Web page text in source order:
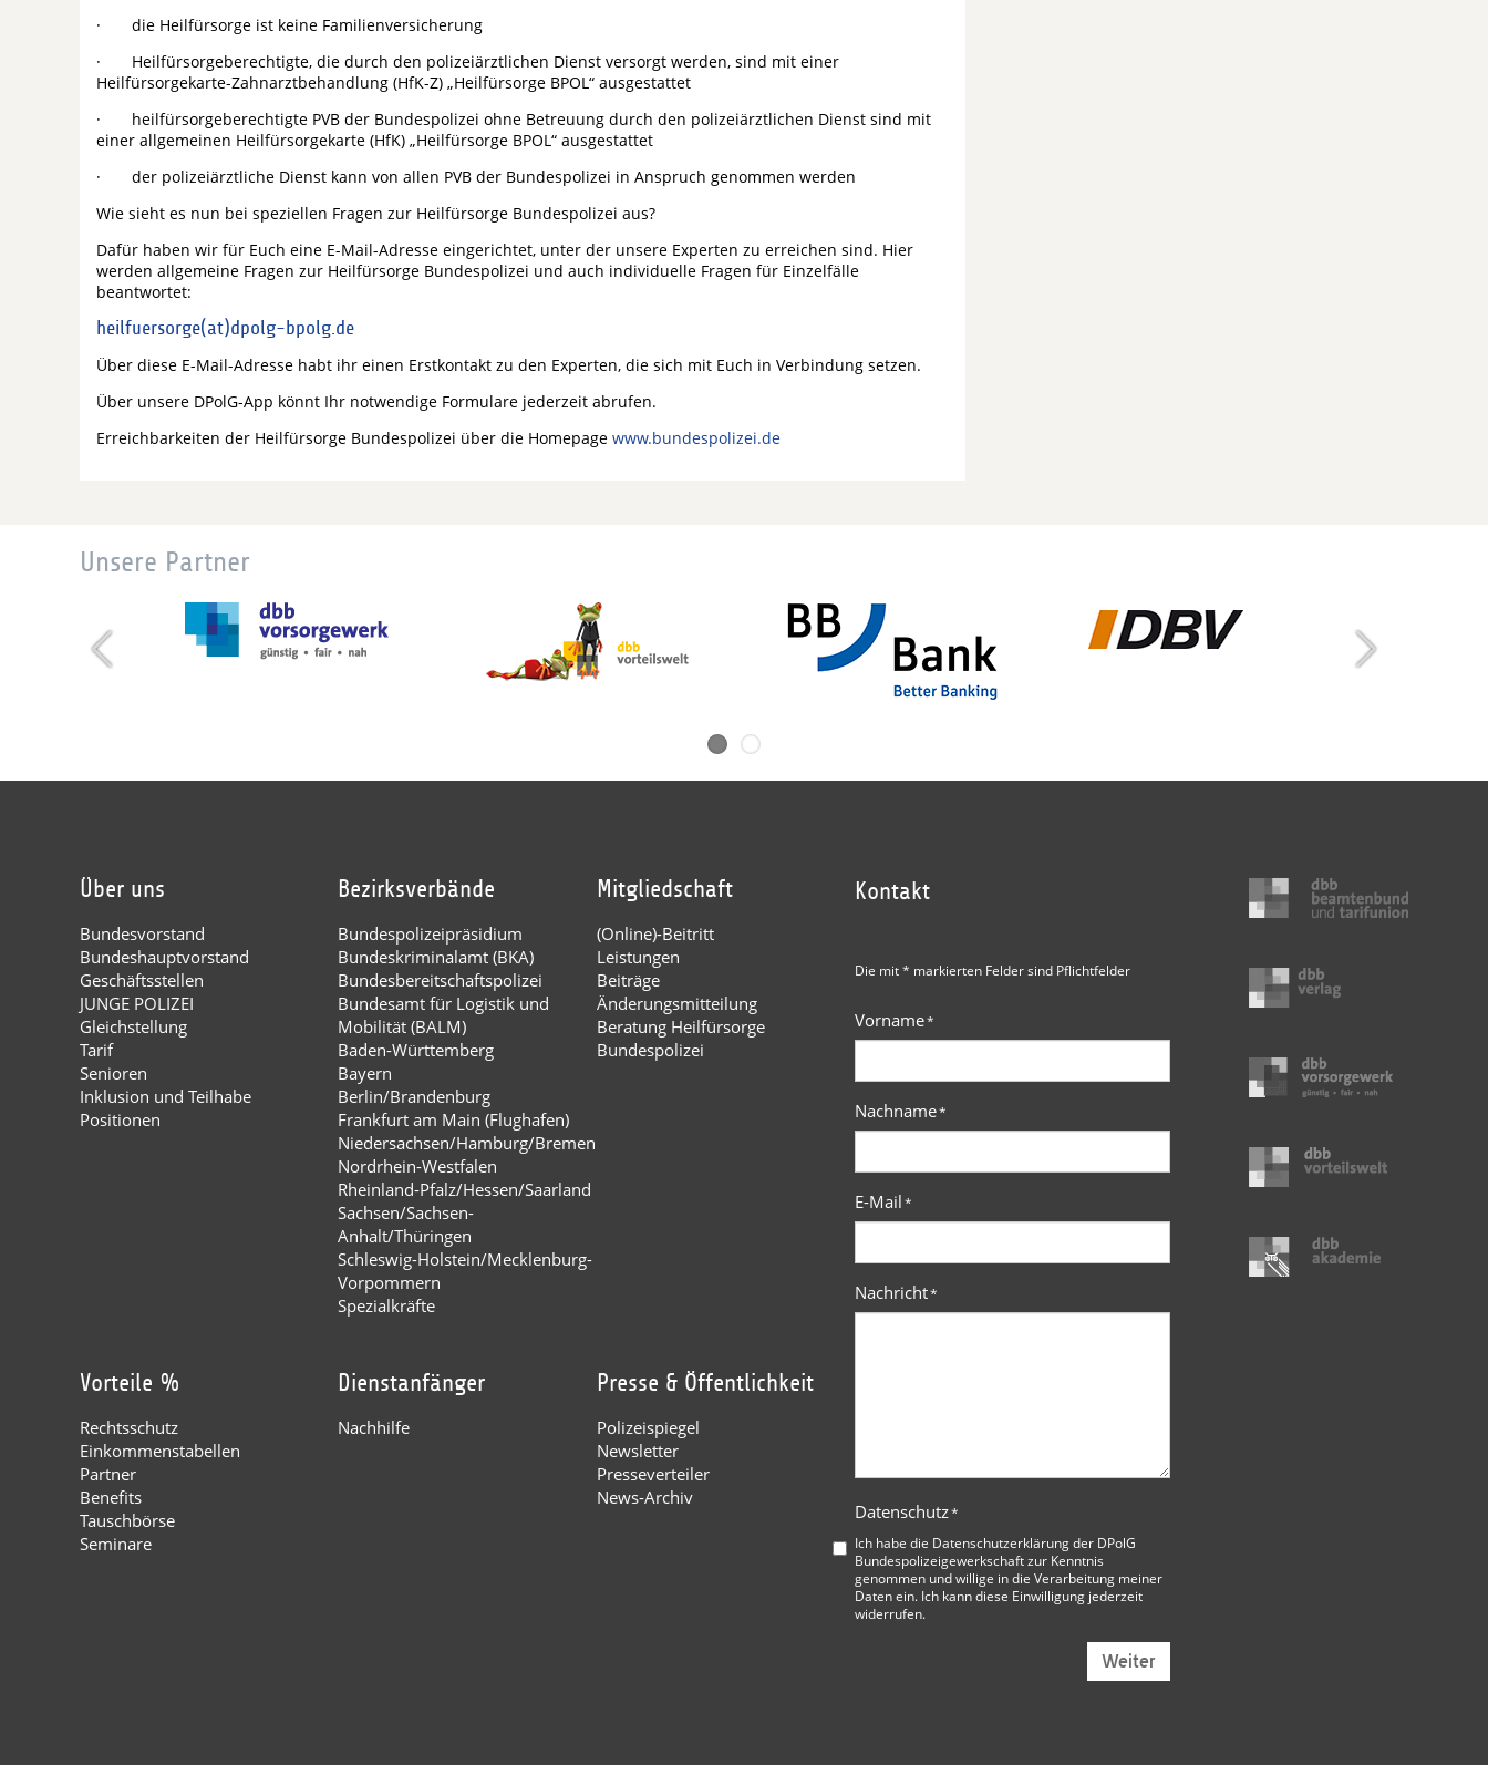
· die Heilfürsorge ist keine Familienversicherung
· Heilfürsorgeberechtigte, die durch den polizeiärztlichen Dienst versorgt werden, sind mit einer
Heilfürsorgekarte-Zahnarztbehandlung (HfK-Z) „Heilfürsorge BPOL“ ausgestattet
· heilfürsorgeberechtigte PVB der Bundespolizei ohne Betreuung durch den polizeiärztlichen Dienst sind mit
einer allgemeinen Heilfürsorgekarte (HfK) „Heilfürsorge BPOL“ ausgestattet
· der polizeiärztliche Dienst kann von allen PVB der Bundespolizei in Anspruch genommen werden
Wie sieht es nun bei speziellen Fragen zur Heilfürsorge Bundespolizei aus?
Dafür haben wir für Euch eine E-Mail-Adresse eingerichtet, unter der unsere Experten zu erreichen sind. Hier
werden allgemeine Fragen zur Heilfürsorge Bundespolizei und auch individuelle Fragen für Einzelfälle
beantwortet:
heilfuersorge(at)dpolg-bpolg.de
Über diese E-Mail-Adresse habt ihr einen Erstkontakt zu den Experten, die sich mit Euch in Verbindung setzen.
Über unsere DPolG-App könnt Ihr notwendige Formulare jederzeit abrufen.
Erreichbarkeiten der Heilfürsorge Bundespolizei über die Homepage www.bundespolizei.de
Unsere Partner
Über uns
Bundesvorstand
Bundeshauptvorstand
Geschäftsstellen
JUNGE POLIZEI
Gleichstellung
Tarif
Senioren
Inklusion und Teilhabe
Positionen
Bezirksverbände
Bundespolizeipräsidium
Bundeskriminalamt (BKA)
Bundesbereitschaftspolizei
Bundesamt für Logistik und
Mobilität (BALM)
Baden-Württemberg
Bayern
Berlin/Brandenburg
Frankfurt am Main (Flughafen)
Niedersachsen/Hamburg/Bremen
Nordrhein-Westfalen
Rheinland-Pfalz/Hessen/Saarland
Sachsen/Sachsen-
Anhalt/Thüringen
Schleswig-Holstein/Mecklenburg-
Vorpommern
Spezialkräfte
Mitgliedschaft
(Online)-Beitritt
Leistungen
Beiträge
Änderungsmitteilung
Beratung Heilfürsorge
Bundespolizei
Vorteile %
Rechtsschutz
Einkommenstabellen
Partner
Benefits
Tauschbörse
Seminare
Dienstanfänger
Nachhilfe
Presse & Öffentlichkeit
Polizeispiegel
Newsletter
Presseverteiler
News-Archiv
Kontakt
Die mit * markierten Felder sind Pflichtfelder
Vorname*
Nachname*
E-Mail*
Nachricht*
Datenschutz*
Ich habe die Datenschutzerklärung der DPolG
Bundespolizeigewerkschaftzur Kenntnis
genommen und willige in die Verarbeitung meiner
Daten ein. Ich kann diese Einwilligung jederzeit
widerrufen.
Weiter